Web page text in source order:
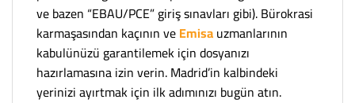
ve bazen “EBAU/PCE” giriş sınavları gibi). Bürokrasi
karmaşasından kaçının veEmisauzmanlarının
kabulünüzü garantilemek için dosyanızı
hazırlamasına izin verin. Madrid’in kalbindeki
yerinizi ayırtmak için ilk adımınızı bugün atın.